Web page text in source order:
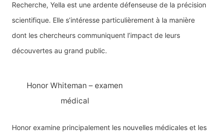
Recherche, Yella est une ardente défenseuse de la précision
scientifique. Elle s’intéresse particulièrement à la manière
dont les chercheurs communiquent l’impact de leurs
découvertes au grand public.
Honor Whiteman – examen
médical
Honor examine principalement les nouvelles médicales et les